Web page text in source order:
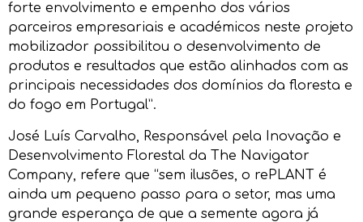
forte envolvimento e empenho dos vários
parceiros empresariais e académicos neste projeto
mobilizador possibilitou o desenvolvimento de
produtos e resultados que estão alinhados com as
principais necessidades dos domínios da floresta e
do fogo em Portugal”.
José Luís Carvalho, Responsável pela Inovação e
Desenvolvimento Florestal da The Navigator
Company, refere que “sem ilusões, o rePLANT é
ainda um pequeno passo para o setor, mas uma
grande esperança de que a semente agora já